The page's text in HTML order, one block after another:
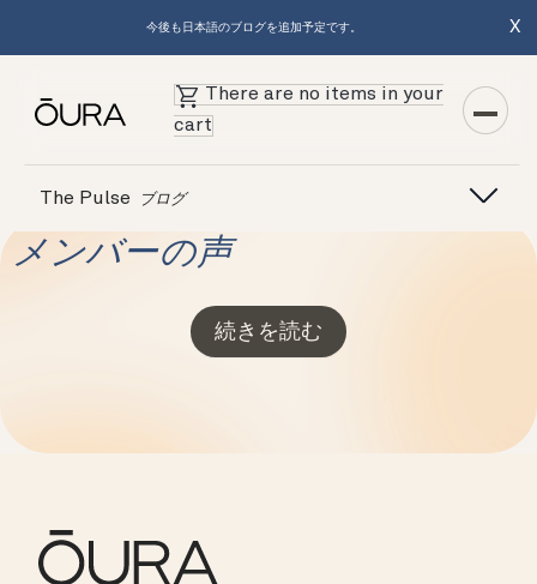
今後も日本語のブログを追加予定です。 X
There are no items in your
cart
The Pulse ブログ
メンバーの声
続きを読む